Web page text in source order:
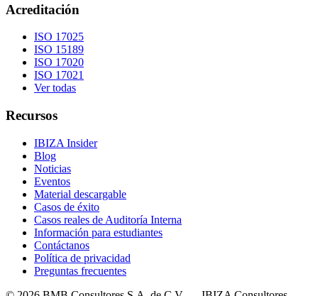
Acreditación
ISO 17025
ISO 15189
ISO 17020
ISO 17021
Ver todas
Recursos
IBIZA Insider
Blog
Noticias
Eventos
Material descargable
Casos de éxito
Casos reales de Auditoría Interna
Información para estudiantes
Contáctanos
Política de privacidad
Preguntas frecuentes